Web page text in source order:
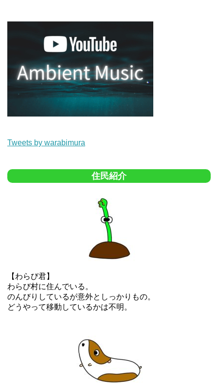
Tweets by warabimura
住民紹介
【わらび君】
わらび村に住んでいる。
のんびりしているが意外としっかりもの。
どうやって移動しているかは不明。